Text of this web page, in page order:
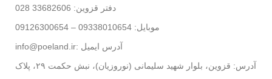
دفتر قزوین: 33682606 028
موبایل: 09338010654 – 09126300654
آدرس ایمیل :info@poeland.ir
آدرس: قزوین، بلوار شهید سلیمانی (نوروزیان)، نبش حکمت ۲۹، پلاک